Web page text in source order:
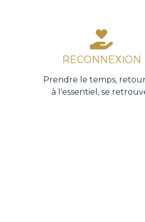
RECONNEXION
Prendre le temps,
à l'essentiel, se